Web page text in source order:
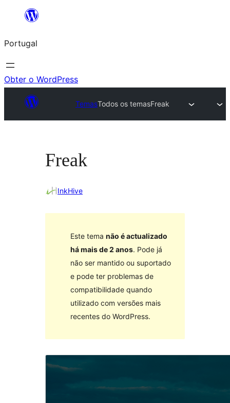
Saltar
o
conteúdo
Portugal
Obter o WordPress
TemasTodos os temasFreak
Freak
InkHive
Este tema não é actualizado
há mais de 2 anos. Pode já
não ser mantido ou suportado
e pode ter problemas de
compatibilidade quando
utilizado com versões mais
recentes do WordPress.